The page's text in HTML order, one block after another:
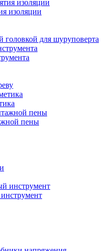
изоляции
головкой для шуруповерта
пены